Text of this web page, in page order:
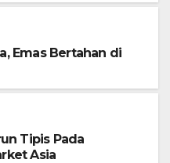
Emas Bertahan di
Tipis Pada
Asia